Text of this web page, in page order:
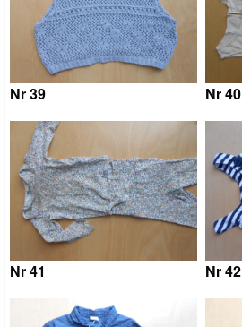
Nr 39 Nr 40
Nr 41 Nr 42